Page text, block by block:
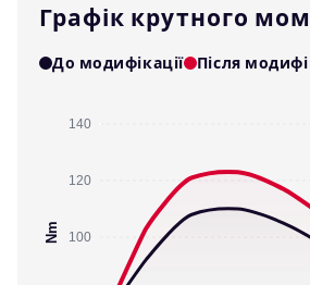
Графік крутного
До модифікації Після
140
120
100
Nm